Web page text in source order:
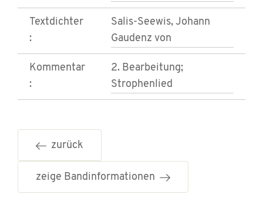
Textdichter
:
Salis-Seewis, Johann
Gaudenz von
Kommentar
:
2. Bearbeitung;
Strophenlied
zurück
zeige Bandinformationen